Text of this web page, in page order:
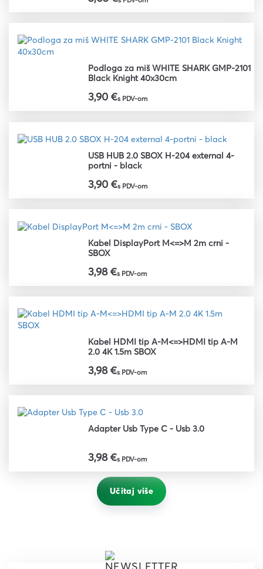
Podloga za miš WHITE SHARK GMP-2101
Black Knight 40x30cm
3,90 €s PDV-om
USB HUB 2.0 SBOX H-204 external 4-
portni - black
3,90 €s PDV-om
Kabel DisplayPort M<=>M 2m crni -
SBOX
3,98 €s PDV-om
Kabel HDMI tip A-M<=>HDMI tip A-M
2.0 4K 1.5m SBOX
3,98 €s PDV-om
Adapter Usb Type C - Usb 3.0
3,98 €s PDV-om
Učitaj više